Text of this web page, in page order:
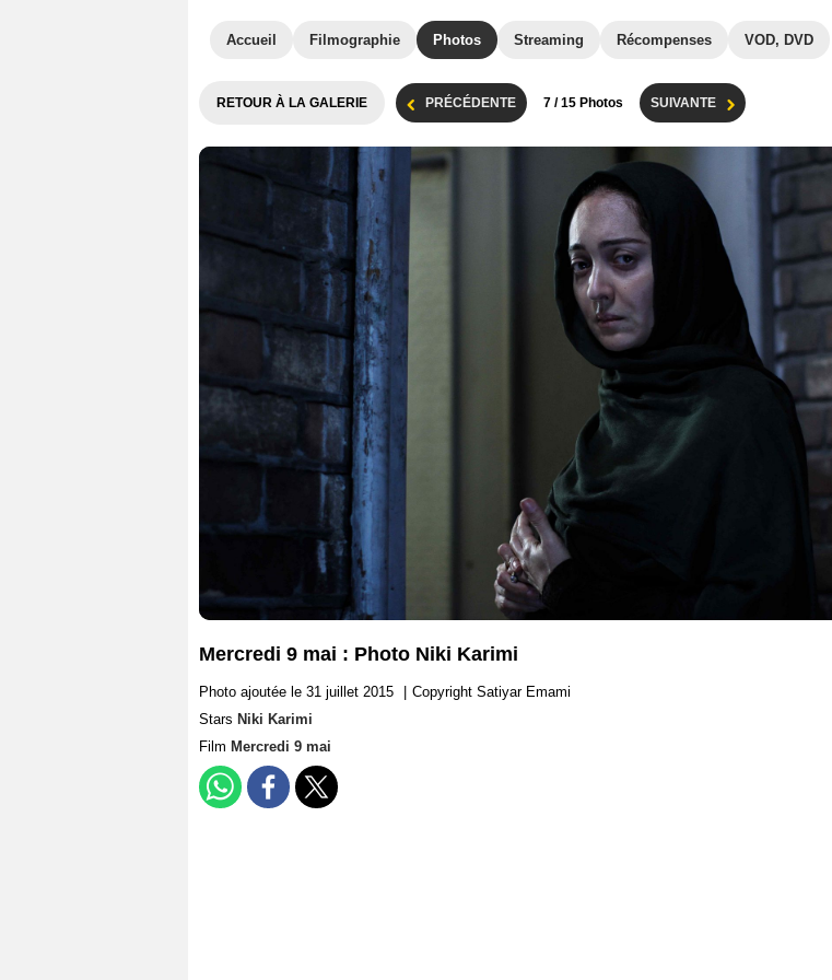
Accueil Filmographie Photos Streaming Récompenses VOD, DVD
RETOUR À LA GALERIE PRÉCÉDENTE 7 / 15 Photos SUIVANTE
Mercredi 9 mai : Photo Niki Karimi
Photo ajoutée le 31 juillet 2015
Copyright Satiyar Emami
Stars Niki Karimi
Film Mercredi 9 mai